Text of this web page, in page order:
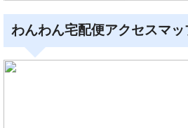
わんわん宅配便アクセスマッ